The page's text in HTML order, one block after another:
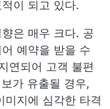
이 되고 있다.
은 매우 크다. 공
예약을 받을 수
연되어 고객 불편
가 유출될 경우,
미지에 심각한 타격